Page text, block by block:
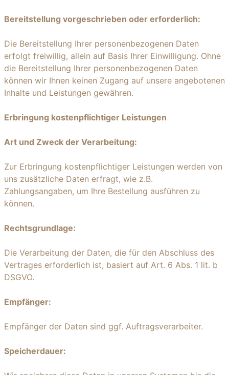
Bereitstellung vorgeschrieben oder erforderlich:
Die Bereitstellung Ihrer personenbezogenen Daten
erfolgt freiwillig, allein auf Basis Ihrer Einwilligung. Ohne
die Bereitstellung Ihrer personenbezogenen Daten
können wir Ihnen keinen Zugang auf unsere angebotenen
Inhalte und Leistungen gewähren.
Erbringung kostenpflichtiger Leistungen
Art und Zweck der Verarbeitung:
Zur Erbringung kostenpflichtiger Leistungen werden von
uns zusätzliche Daten erfragt, wie z.B.
Zahlungsangaben, um Ihre Bestellung ausführen zu
können.
Rechtsgrundlage:
Die Verarbeitung der Daten, die für den Abschluss des
Vertrages erforderlich ist, basiert auf Art. 6 Abs. 1 lit. b
DSGVO.
Empfänger:
Empfänger der Daten sind ggf. Auftragsverarbeiter.
Speicherdauer: